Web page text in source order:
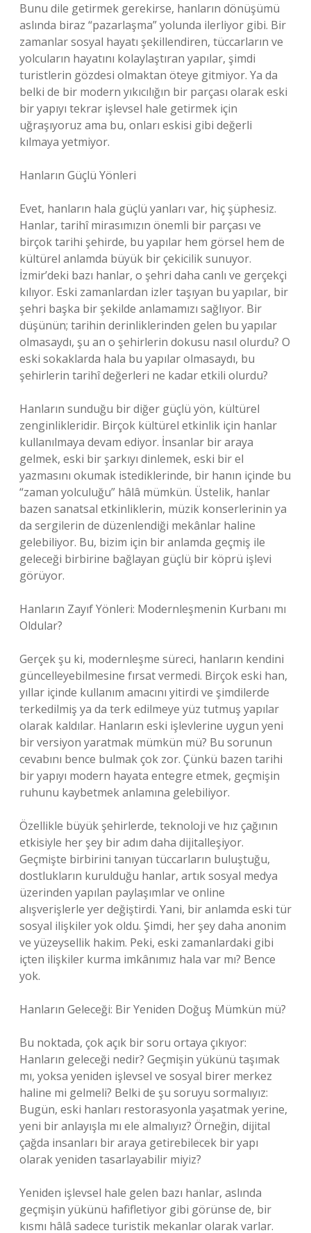
Bunu dile getirmek gerekirse, hanların dönüşümü
aslında biraz “pazarlaşma” yolunda ilerliyor gibi. Bir
zamanlar sosyal hayatı şekillendiren, tüccarların ve
yolcuların hayatını kolaylaştıran yapılar, şimdi
turistlerin gözdesi olmaktan öteye gitmiyor. Ya da
belki de bir modern yıkıcılığın bir parçası olarak eski
bir yapıyı tekrar işlevsel hale getirmek için
uğraşıyoruz ama bu, onları eskisi gibi değerli
kılmaya yetmiyor.
Hanların Güçlü Yönleri
Evet, hanların hala güçlü yanları var, hiç şüphesiz.
Hanlar, tarihî mirasımızın önemli bir parçası ve
birçok tarihi şehirde, bu yapılar hem görsel hem de
kültürel anlamda büyük bir çekicilik sunuyor.
İzmir’deki bazı hanlar, o şehri daha canlı ve gerçekçi
kılıyor. Eski zamanlardan izler taşıyan bu yapılar, bir
şehri başka bir şekilde anlamamızı sağlıyor. Bir
düşünün; tarihin derinliklerinden gelen bu yapılar
olmasaydı, şu an o şehirlerin dokusu nasıl olurdu? O
eski sokaklarda hala bu yapılar olmasaydı, bu
şehirlerin tarihî değerleri ne kadar etkili olurdu?
Hanların sunduğu bir diğer güçlü yön, kültürel
zenginlikleridir. Birçok kültürel etkinlik için hanlar
kullanılmaya devam ediyor. İnsanlar bir araya
gelmek, eski bir şarkıyı dinlemek, eski bir el
yazmasını okumak istediklerinde, bir hanın içinde bu
“zaman yolculuğu” hâlâ mümkün. Üstelik, hanlar
bazen sanatsal etkinliklerin, müzik konserlerinin ya
da sergilerin de düzenlendiği mekânlar haline
gelebiliyor. Bu, bizim için bir anlamda geçmiş ile
geleceği birbirine bağlayan güçlü bir köprü işlevi
görüyor.
Hanların Zayıf Yönleri: Modernleşmenin Kurbanı mı
Oldular?
Gerçek şu ki, modernleşme süreci, hanların kendini
güncelleyebilmesine fırsat vermedi. Birçok eski han,
yıllar içinde kullanım amacını yitirdi ve şimdilerde
terkedilmiş ya da terk edilmeye yüz tutmuş yapılar
olarak kaldılar. Hanların eski işlevlerine uygun yeni
bir versiyon yaratmak mümkün mü? Bu sorunun
cevabını bence bulmak çok zor. Çünkü bazen tarihi
bir yapıyı modern hayata entegre etmek, geçmişin
ruhunu kaybetmek anlamına gelebiliyor.
Özellikle büyük şehirlerde, teknoloji ve hız çağının
etkisiyle her şey bir adım daha dijitalleşiyor.
Geçmişte birbirini tanıyan tüccarların buluştuğu,
dostlukların kurulduğu hanlar, artık sosyal medya
üzerinden yapılan paylaşımlar ve online
alışverişlerle yer değiştirdi. Yani, bir anlamda eski tür
sosyal ilişkiler yok oldu. Şimdi, her şey daha anonim
ve yüzeysellik hakim. Peki, eski zamanlardaki gibi
içten ilişkiler kurma imkânımız hala var mı? Bence
yok.
Hanların Geleceği: Bir Yeniden Doğuş Mümkün mü?
Bu noktada, çok açık bir soru ortaya çıkıyor:
Hanların geleceği nedir? Geçmişin yükünü taşımak
mı, yoksa yeniden işlevsel ve sosyal birer merkez
haline mi gelmeli? Belki de şu soruyu sormalıyız:
Bugün, eski hanları restorasyonla yaşatmak yerine,
yeni bir anlayışla mı ele almalıyız? Örneğin, dijital
çağda insanları bir araya getirebilecek bir yapı
olarak yeniden tasarlayabilir miyiz?
Yeniden işlevsel hale gelen bazı hanlar, aslında
geçmişin yükünü hafifletiyor gibi görünse de, bir
kısmı hâlâ sadece turistik mekanlar olarak varlar.